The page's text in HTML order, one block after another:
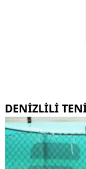
DENİZLİLİ